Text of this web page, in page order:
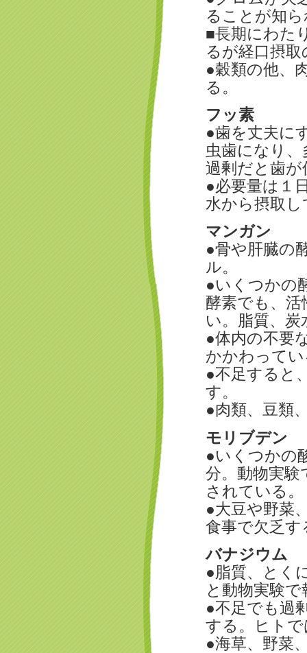
ることが知
■長期にわた
るが経口摂
●穀類の他、
る。
フッ素
●歯を丈夫に
虫歯になり
過剰だと歯
●必要量は１
水から摂取
マンガン
●骨や肝臓の
ル。
●いくつかの
酵素でも、
い。脂質、
●体内の不要
かかわって
●不足すると
す。
●肉類、豆類
モリブデン
●いくつかの
分。動物実験
されている。
●大豆や野菜
食事で欠乏
バナジウム
●脂質、とく
と動物実験
●不足でも過
する。ヒト
●海草、野菜